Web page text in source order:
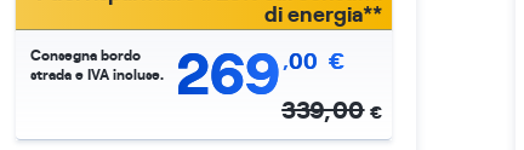
di energia**
Consegna bordo
strada e IVA incluse.
269,00 €
339,00 €